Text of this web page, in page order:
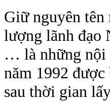
Giữ nguyên
lượng lãnh đạo
… là những nội
năm 1992
sau thời gian